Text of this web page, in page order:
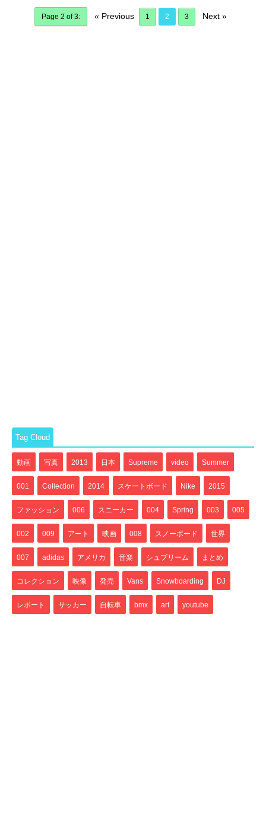
Page 2 of 3: « Previous 1 2 3 Next »
Tag Cloud
動画 写真 2013 日本 Supreme video Summer
001 Collection 2014 スケートボード Nike 2015
ファッション 006 スニーカー 004 Spring 003 005
002 009 アート 映画 008 スノーボード 世界
007 adidas アメリカ 音楽 シュプリーム まとめ
コレクション 映像 発売 Vans Snowboarding DJ
レポート サッカー 自転車 bmx art youtube